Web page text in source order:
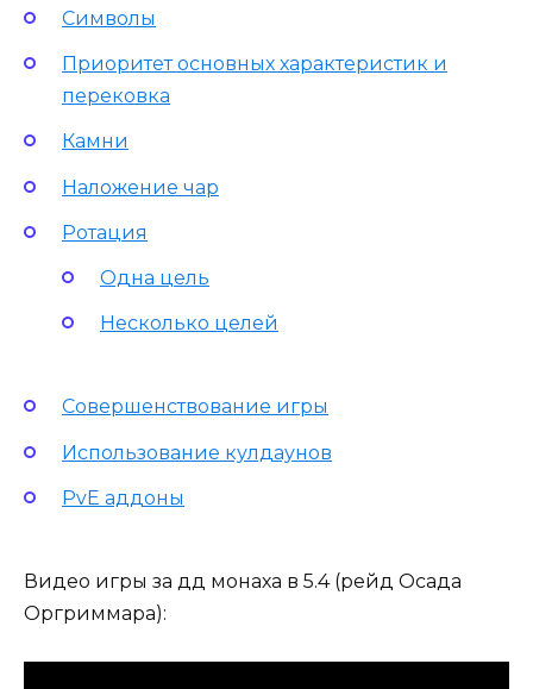
Символы
Приоритет основных характеристик и
перековка
Камни
Наложение чар
Ротация
Одна цель
Несколько целей
Совершенствование игры
Использование кулдаунов
PvE аддоны
Видео игры за дд монаха в 5.4 (рейд Осада
Оргриммара):